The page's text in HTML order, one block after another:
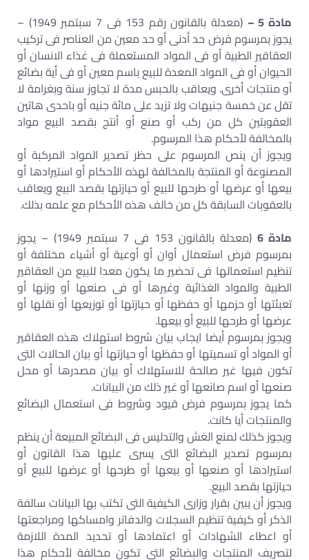
مادة 5 –
(معدلة بالقانون رقم 153 فى 7 سبتمبر 1949) –
يجوز بمرسوم فرض حد أدنى أو حد معين من العناصر فى تركيب
العقاقير الطبية أو فى المواد المستعملة فى غذاء الانسان أو
الحيوان أو فى المواد المعدة للبيع باسم معين أو فى أية بضائع
أو منتجات أخرى. ويعاقب بالحبس مدة لا تجاوز سنة وبغرامة لا
تقل عن خمسة جنيهات ولا تزيد على مائة جنيه أو باحدى هاتين
العقوبتين كل من ركب أو صنع أو أنتج بقصد البيع مواد
بالمخالفة لأحكام هذا المرسوم.
ويجوز أن ينص المرسوم على حظر تصدير المواد المركبة أو
المصنوعة أو المنتجة بالمخالفة لهذه الأحكام أو استيرادها أو
بيعها أو عرضها أو طرحها للبيع أو حيازتها بقصد البيع ويعاقب
بالعقوبات السابقة كل من خالف هذه الأحكام مع علمه بذلك.
مادة 6
(معدلة بالقانون 153 فى 7 سبتمبر 1949) – يجوز
بمرسوم فرض استعمال أوان أو أوعية أو أشياء مختلفة أو
تنظيم استعمالها فى تحضير ما يكون معدا للبيع من العقاقير
الطبية والمواد الغذائية وغيرها أو فى صنعها أو وزنها أو
تعبئتها أو حزمها أو حفظها أو حيازتها أو توزيعها أو نقلها أو
عرضها أو طرحها للبيع أو بيعها.
ويجوز بمرسوم أيضا ايجاب بيان شروط استهلاك هذه العقاقير
أو المواد أو تسميتها أو حفظها أو حيازتها أو بيان الحالات التى
تكون فيها غير صالحة للاستهلاك أو بيان مصدرها أو محل
صنعها أو اسم صانعها أو غير ذلك من البيانات.
كما يجوز بمرسوم فرض قيود وشروط فى استعمال البضائع
والمنتجات أيا كانت.
ويجوز كذلك لمنع الغش والتدليس فى البضائع المبيعة أن ينظم
بمرسوم تصدير البضائع التى يسرى عليها هذا القانون أو
استيرادها أو صنعها أو بيعها أو طرحها أو عرضها للبيع أو
حيازتها بقصد البيع.
ويجوز أن يبين بقرار وزارى الكيفية التى تكتب بها البيانات سالفة
الذكر أو كيفية تنظيم السجلات والدفاتر وامساكها ومراجعتها
أو اعطاء الشهادات أو اعتمادها أو تحديد المدة اللازمة
لتصريف المنتجات والبضائع التى تكون مخالفة لأحكام هذا